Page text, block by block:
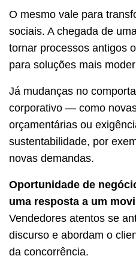
O mesmo vale para
sociais. A chegada de
tornar processos antigos
para soluções mais
Já mudanças no
corporativo — como
orçamentárias ou
sustentabilidade, por
novas demandas.
Oportunidade de
uma resposta a um
Vendedores atentos se
discurso e abordam o
da concorrência.